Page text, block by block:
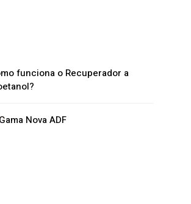
funciona o Recuperador a